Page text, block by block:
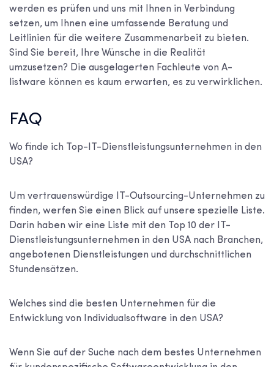
werden es prüfen und uns mit Ihnen in Verbindung
setzen, um Ihnen eine umfassende Beratung und
Leitlinien für die weitere Zusammenarbeit zu bieten.
Sind Sie bereit, Ihre Wünsche in die Realität
umzusetzen? Die ausgelagerten Fachleute von A-
listware können es kaum erwarten, es zu verwirklichen.
FAQ
Wo finde ich
Top-IT-Dienstleistungsunternehmen in den
USA?
Um vertrauenswürdige IT-Outsourcing-Unternehmen zu
finden, werfen Sie einen Blick auf unsere spezielle Liste.
Darin haben wir eine Liste mit den
Top 10 der IT-
Dienstleistungsunternehmen in den USA nach Branchen,
angebotenen Dienstleistungen und durchschnittlichen
Stundensätzen.
Welches sind die besten Unternehmen für die
Entwicklung von Individualsoftware in den USA?
Wenn Sie auf der Suche nach dem bestes Unternehmen